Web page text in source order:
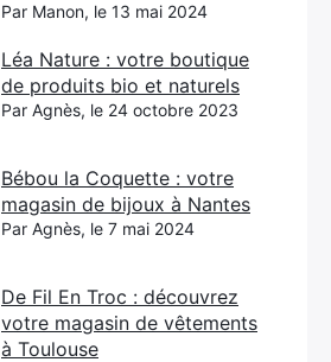
Par Manon, le 13 mai 2024
Léa Nature : votre boutique
de produits bio et naturels
Par Agnès, le 24 octobre 2023
Bébou la Coquette : votre
magasin de bijoux à Nantes
Par Agnès, le 7 mai 2024
De Fil En Troc : découvrez
votre magasin de vêtements
à Toulouse